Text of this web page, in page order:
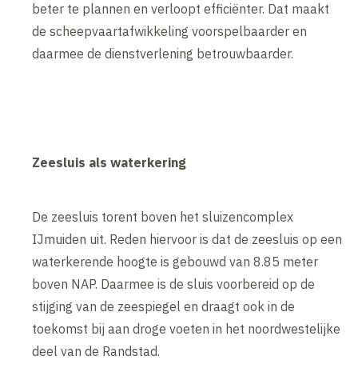
beter te plannen en verloopt efficiënter. Dat maakt
de scheepvaartafwikkeling voorspelbaarder en
daarmee de dienstverlening betrouwbaarder.
Zeesluis als waterkering
De zeesluis torent boven het sluizencomplex
IJmuiden uit. Reden hiervoor is dat de zeesluis op een
waterkerende hoogte is gebouwd van 8.85 meter
boven NAP. Daarmee is de sluis voorbereid op de
stijging van de zeespiegel en draagt ook in de
toekomst bij aan droge voeten in het noordwestelijke
deel van de Randstad.